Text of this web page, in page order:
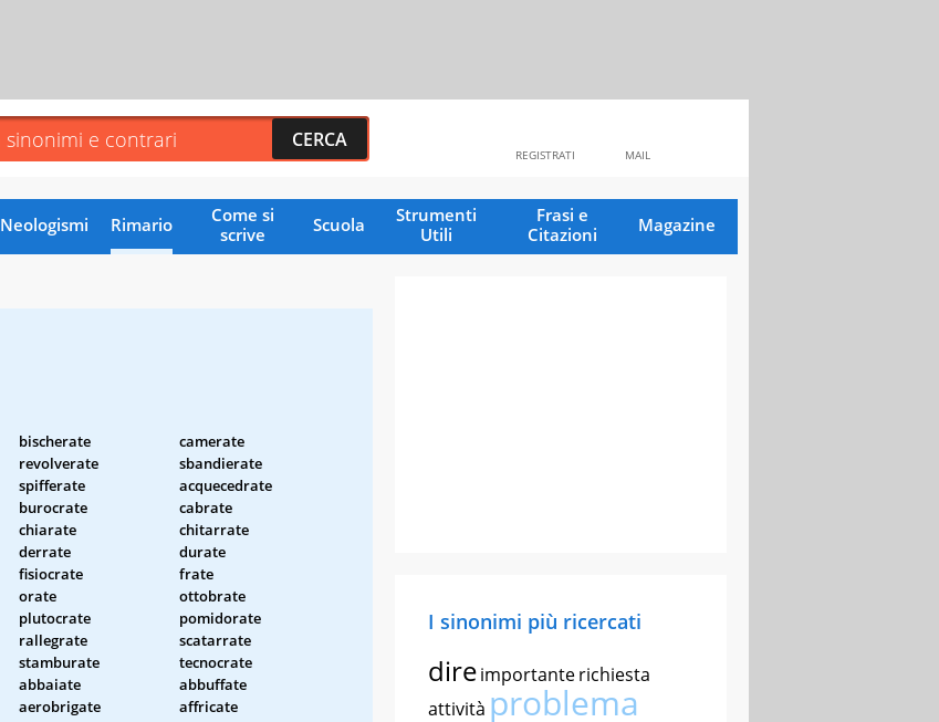
MAIL
REGISTRATI
Neologismi Rimario
Come si
scrive
Scuola
Strumenti
Utili
Frasi e
Citazioni
Magazine
bischerate
camerate
revolverate
sbandierate
spifferate
acquecedrate
burocrate
cabrate
chiarate
chitarrate
derrate
durate
fisiocrate
frate
orate
ottobrate
plutocrate
pomidorate
rallegrate
scatarrate
stamburate
tecnocrate
abbaiate
abbuffate
aerobrigate
affricate
I sinonimi più ricercati
direimportanterichiesta
attività problema